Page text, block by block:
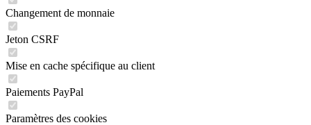
Changement de monnaie
Jeton CSRF
Mise en cache spécifique au client
Paiements PayPal
Paramètres des cookies